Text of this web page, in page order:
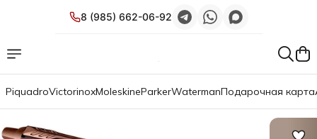
8 (985) 662-06-92
PiquadroVictorinoxMoleskineParkerWatermanПодарочная карта